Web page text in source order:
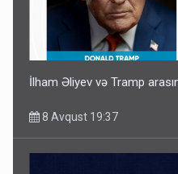
İlham Əliyev və Tramp
8 Avqust 19:37